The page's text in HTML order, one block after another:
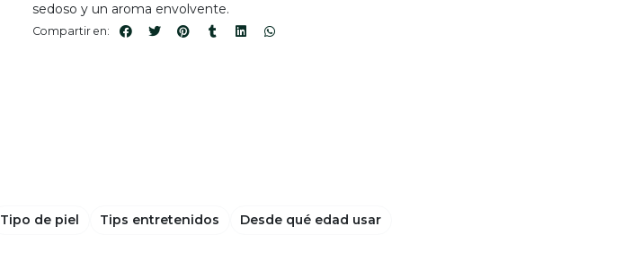
sedoso y un aroma envolvente.
Compartir en:
Tipo de piel Tips entretenidos Desde qué edad usar